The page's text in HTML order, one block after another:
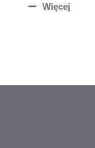
Więcej